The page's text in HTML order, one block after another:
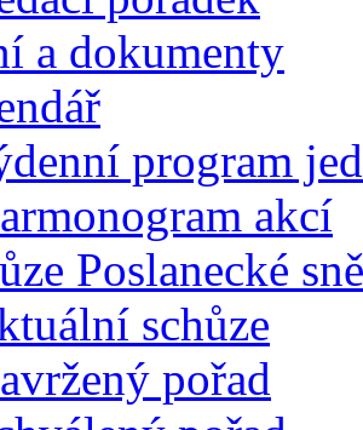
a dokumenty
program
akcí
Poslanecké
schůze
pořad